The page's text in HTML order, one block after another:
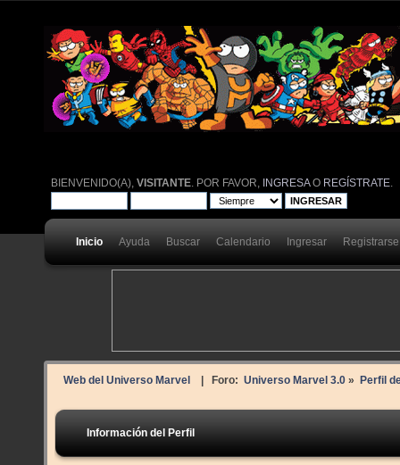
BIENVENIDO(A),VISITANTE . POR FAVOR, INGRESAO REGÍSTRATE
Inicio Ayuda Buscar Calendario Ingresar Registrarse
Web del Universo Marvel | Foro: Universo Marvel 3.0» Perfil
Información del Perfil